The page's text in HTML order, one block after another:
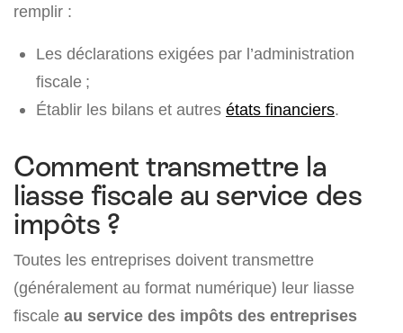
remplir :
Les déclarations exigées par l’administration
fiscale ;
Établir les bilans et autres états financiers.
Comment transmettre la
liasse fiscale au service des
impôts ?
Toutes les entreprises doivent transmettre
(généralement au format numérique) leur liasse
fiscale au service des impôts des entreprises